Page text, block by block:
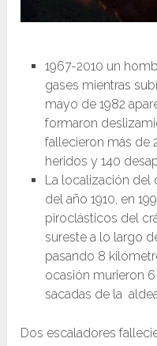
1967-2010 un
gases mientras
mayo de 1982
formaron
fallecieron más de
heridos y 140
La localización del
del año 1910, en
piroclásticos del
sureste a lo largo
pasando 8
ocasión murieron
sacadas de la
Dos escaladores